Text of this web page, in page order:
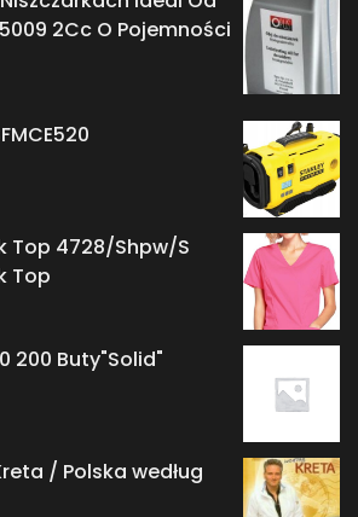
2Cc O Pojemności
Top 4728/Shpw/S
Top
200 Buty"Solid"
/ Polska według